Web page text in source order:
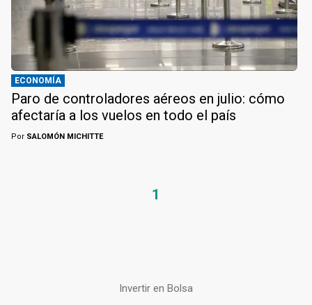
ECONOMÍA
Paro de controladores aéreos en julio: cómo
afectaría a los vuelos en todo el país
Por SALOMÓN MICHITTE
1
Invertir en Bolsa